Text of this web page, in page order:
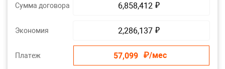
Сумма договора 6,858,412₽
Экономия 2,286,137₽
Платеж 57,099₽/мес